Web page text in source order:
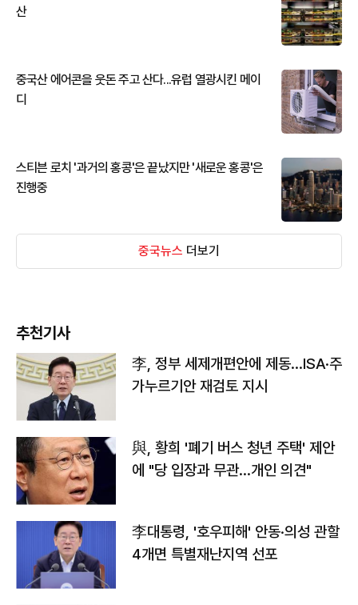
산
중국산 에어콘을 웃돈 주고 산다...유럽 열광시킨 메이
디
스티븐 로치 '과거의 홍콩'은 끝났지만 '새로운 홍콩'은
진행중
중국뉴스 더보기
추천기사
李, 정부 세제개편안에 제동…ISA·주
가누르기안 재검토 지시
與, 황희 '폐기 버스 청년 주택' 제안
에 "당 입장과 무관…개인 의견"
李대통령, '호우피해' 안동·의성 관할
4개면 특별재난지역 선포